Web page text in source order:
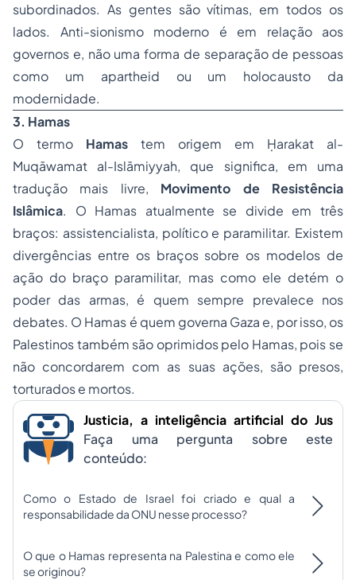
subordinados. As gentes são vítimas, em todos os
lados. Anti-sionismo moderno é em relação aos
governos e, não uma forma de separação de pessoas
como um apartheid ou um holocausto da
modernidade.
3. Hamas
O termo Hamas tem origem em Ḥarakat al-
Muqāwamat al-Islāmiyyah, que significa, em uma
tradução mais livre, Movimento de Resistência
Islâmica. O Hamas atualmente se divide em três
braços: assistencialista, político e paramilitar. Existem
divergências entre os braços sobre os modelos de
ação do braço paramilitar, mas como ele detém o
poder das armas, é quem sempre prevalece nos
debates. O Hamas é quem governa Gaza e, por isso, os
Palestinos também são oprimidos pelo Hamas, pois se
não concordarem com as suas ações, são presos,
torturados e mortos.
Justicia, a inteligência artificial do Jus
Faça uma pergunta sobre este
conteúdo:
Como o Estado de Israel foi criado e qual a
responsabilidade da ONU nesse processo?
O que o Hamas representa na Palestina e como ele
se originou?